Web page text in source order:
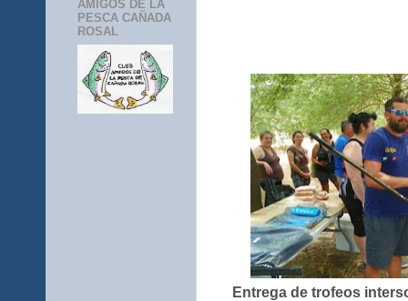
Entrega de trofeos
AMIGOS DE LA
PESCA CAÑADA
ROSAL